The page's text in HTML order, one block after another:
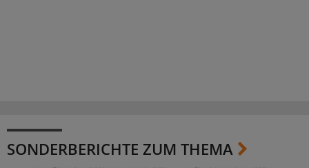
SONDERBERICHTE ZUM THEMA